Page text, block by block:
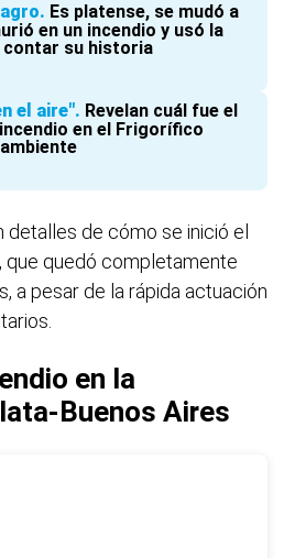
Es platense, se mudó a
en un incendio y usó la
contar su historia
el aire" Revelan cuál fue el
en el Frigorífico
de cómo se inició el
que quedó completamente
a pesar de la rápida actuación
en la
Buenos Aires